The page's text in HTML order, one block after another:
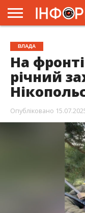
ГОЛОВНА
ЖИТТЯ
ВЛАДА
ГРОШІ
ТРЕШ
ПРЕС-
РЕЛІЗИ
РЕКЛАМА
ПРОЕКТИ
ВЛАДА
На
річний
Опубліковано